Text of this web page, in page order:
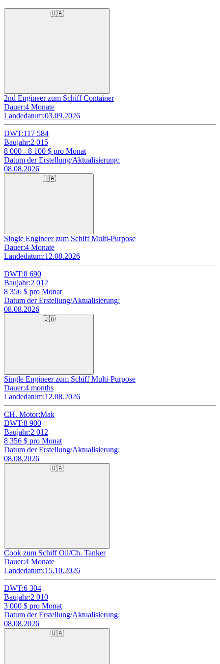
🇺🇦
2nd Engineer zum Schiff Container
Dauer:4 Monate
Landedatum:03.09.2026
DWT:117 584
Baujahr:2 015
8 000 - 8 100 $ pro Monat
Datum der Erstellung/Aktualisierung:
08.08.2026
🇺🇦
Single Engineer zum Schiff Multi-Purpose
Dauer:4 Monate
Landedatum:12.08.2026
DWT:8 690
Baujahr:2 012
8 356 $ pro Monat
Datum der Erstellung/Aktualisierung:
08.08.2026
🇺🇦
Single Engineer zum Schiff Multi-Purpose
Dauer:4 months
Landedatum:12.08.2026
CH. Motor:Mak
DWT:8 900
Baujahr:2 012
8 356 $ pro Monat
Datum der Erstellung/Aktualisierung:
08.08.2026
🇺🇦
Cook zum Schiff Oil/Ch. Tanker
Dauer:4 Monate
Landedatum:15.10.2026
DWT:6 304
Baujahr:2 010
3 000 $ pro Monat
Datum der Erstellung/Aktualisierung:
08.08.2026
🇺🇦